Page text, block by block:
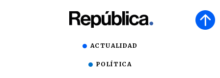
ACTUALIDAD
POLÍTICA